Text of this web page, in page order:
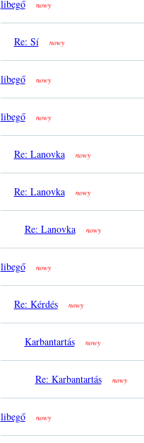
libegő nowy
Re: Sí nowy
libegő nowy
libegő nowy
Re: Lanovka nowy
Re: Lanovka nowy
Re: Lanovka nowy
libegő nowy
Re: Kérdés nowy
Karbantartás nowy
Re: Karbantartás nowy
libegő nowy